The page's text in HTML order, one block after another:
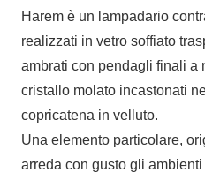
Harem è un lampadario
realizzati in vetro soffiato
ambrati con pendagli finali a
cristallo molato incastonati
copricatena in velluto.
Una elemento particolare,
arreda con gusto gli